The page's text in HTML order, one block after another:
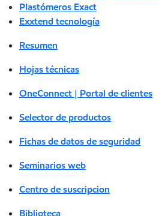
Plastómeros Exact
Exxtend tecnología
Resumen
Hojas técnicas
OneConnect | Portal de clientes
Selector de productos
Fichas de datos de seguridad
Seminarios web
Centro de suscripcion
Biblioteca